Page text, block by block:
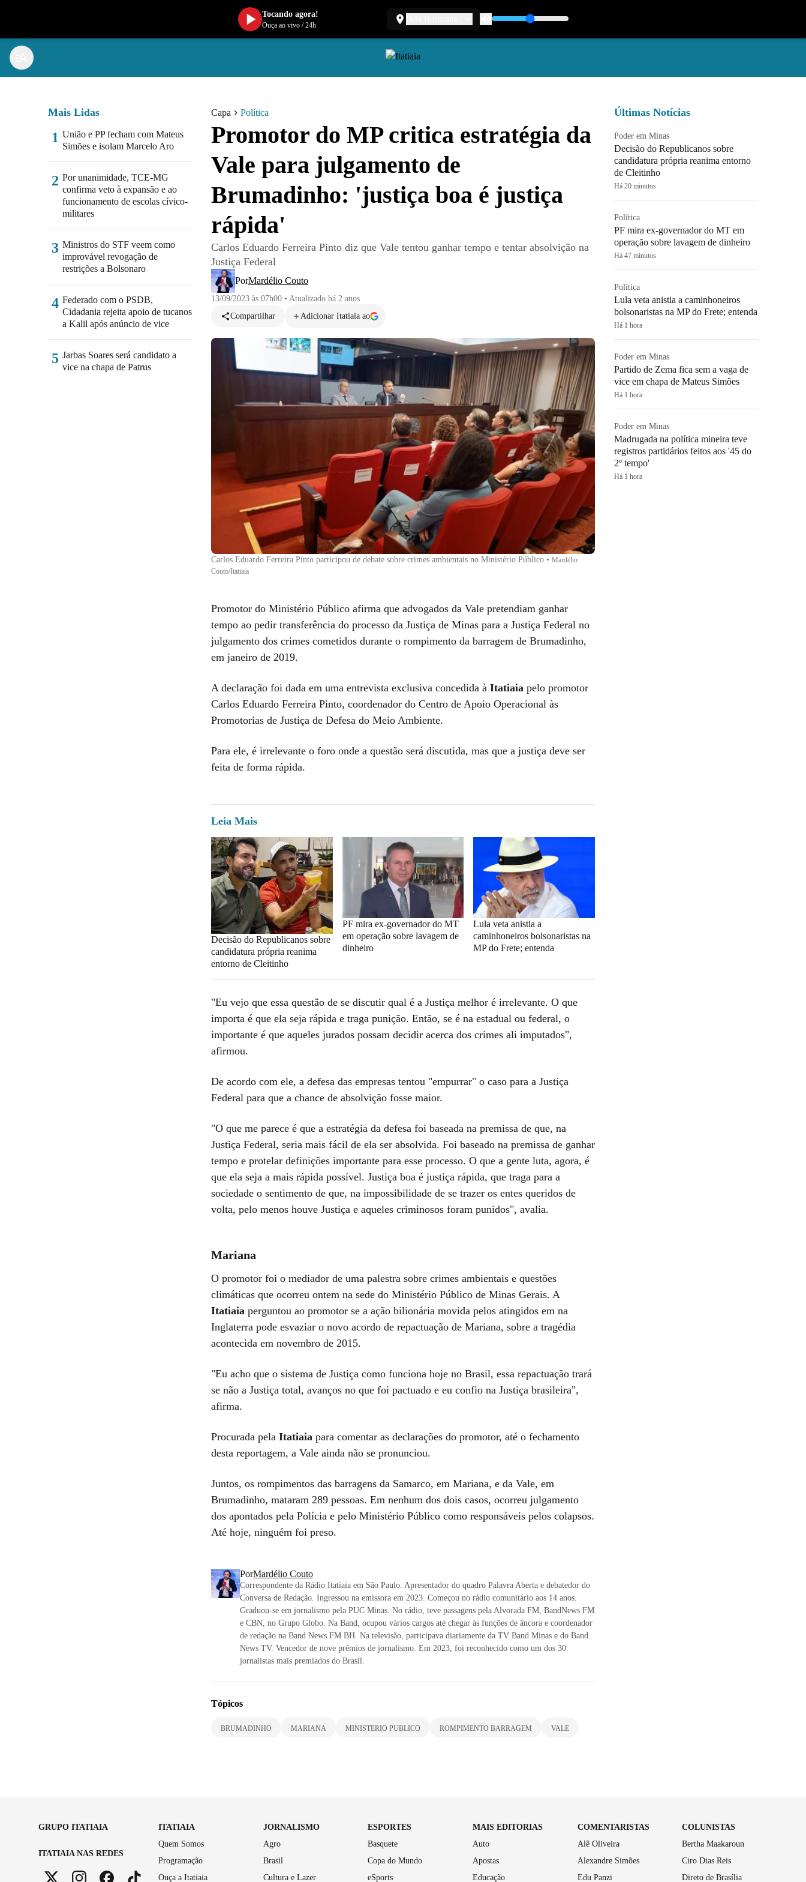
Capa Política
Promotor do MP critica estratégia da
Vale para julgamento de
Brumadinho: 'justiça boa é justiça
rápida'
Carlos Eduardo Ferreira Pinto diz que Vale tentou ganhar tempo e tentar absolvição na
Justiça Federal
PorMardélio Couto
13/09/2023 às 07h00 • Atualizado há 2 anos
Compartilhar
Adicionar Itatiaia ao
Carlos Eduardo Ferreira Pinto participou de debate sobre crimes ambientais no Ministério Público • Mardélio
Couto/Itatiaia
Promotor do Ministério Público afirma que advogados da Vale pretendiam ganhar
tempo ao pedir transferência do processo da Justiça de Minas para a Justiça Federal no
julgamento dos crimes cometidos durante o rompimento da barragem de Brumadinho,
em janeiro de 2019.
A declaração foi dada em uma entrevista exclusiva concedida à Itatiaia pelo promotor
Carlos Eduardo Ferreira Pinto, coordenador do Centro de Apoio Operacional às
Promotorias de Justiça de Defesa do Meio Ambiente.
Para ele, é irrelevante o foro onde a questão será discutida, mas que a justiça deve ser
feita de forma rápida.
Leia Mais
Decisão do Republicanos sobre
candidatura própria reanima
entorno de Cleitinho
PF mira ex-governador do MT
em operação sobre lavagem de
dinheiro
Lula veta anistia a
caminhoneiros bolsonaristas na
MP do Frete; entenda
"Eu vejo que essa questão de se discutir qual é a Justiça melhor é irrelevante. O que
importa é que ela seja rápida e traga punição. Então, se é na estadual ou federal, o
importante é que aqueles jurados possam decidir acerca dos crimes ali imputados",
afirmou.
De acordo com ele, a defesa das empresas tentou "empurrar" o caso para a Justiça
Federal para que a chance de absolvição fosse maior.
"O que me parece é que a estratégia da defesa foi baseada na premissa de que, na
Justiça Federal, seria mais fácil de ela ser absolvida. Foi baseado na premissa de ganhar
tempo e protelar definições importante para esse processo. O que a gente luta, agora, é
que ela seja a mais rápida possível. Justiça boa é justiça rápida, que traga para a
sociedade o sentimento de que, na impossibilidade de se trazer os entes queridos de
volta, pelo menos houve Justiça e aqueles criminosos foram punidos", avalia.
Mariana
O promotor foi o mediador de uma palestra sobre crimes ambientais e questões
climáticas que ocorreu ontem na sede do Ministério Público de Minas Gerais. A
Itatiaia perguntou ao promotor se a ação bilionária movida pelos atingidos em na
Inglaterra pode esvaziar o novo acordo de repactuação de Mariana, sobre a tragédia
acontecida em novembro de 2015.
"Eu acho que o sistema de Justiça como funciona hoje no Brasil, essa repactuação trará
se não a Justiça total, avanços no que foi pactuado e eu confio na Justiça brasileira",
afirma.
Procurada pela Itatiaia para comentar as declarações do promotor, até o fechamento
desta reportagem, a Vale ainda não se pronunciou.
Juntos, os rompimentos das barragens da Samarco, em Mariana, e da Vale, em
Brumadinho, mataram 289 pessoas. Em nenhum dos dois casos, ocorreu julgamento
dos apontados pela Polícia e pelo Ministério Público como responsáveis pelos colapsos.
Até hoje, ninguém foi preso.
PorMardélio Couto
Correspondente da Rádio Itatiaia em São Paulo. Apresentador do quadro Palavra Aberta e debatedor do
Conversa de Redação. Ingressou na emissora em 2023. Começou no rádio comunitário aos 14 anos.
Graduou-se em jornalismo pela PUC Minas. No rádio, teve passagens pela Alvorada FM, BandNews FM
e CBN, no Grupo Globo. Na Band, ocupou vários cargos até chegar às funções de âncora e coordenador
de redação na Band News FM BH. Na televisão, participava diariamente da TV Band Minas e do Band
News TV. Vencedor de nove prêmios de jornalismo. Em 2023, foi reconhecido como um dos 30
jornalistas mais premiados do Brasil.
Tópicos
BRUMADINHO MARIANA MINISTERIO PUBLICO ROMPIMENTO BARRAGEM VALE
Mais Lidas
1 União e PP fecham com Mateus
Simões e isolam Marcelo Aro
2 Por unanimidade, TCE-MG
confirma veto à expansão e ao
funcionamento de escolas cívico-
militares
3 Ministros do STF veem como
improvável revogação de
restrições a Bolsonaro
4 Federado com o PSDB,
Cidadania rejeita apoio de tucanos
a Kalil após anúncio de vice
5 Jarbas Soares será candidato a
vice na chapa de Patrus
Últimas Notícias
Poder em Minas
Decisão do Republicanos sobre
candidatura própria reanima entorno
de Cleitinho
Há 20 minutos
Política
PF mira ex-governador do MT em
operação sobre lavagem de dinheiro
Há 47 minutos
Política
Lula veta anistia a caminhoneiros
bolsonaristas na MP do Frete; entenda
Há 1 hora
Poder em Minas
Partido de Zema fica sem a vaga de
vice em chapa de Mateus Simões
Há 1 hora
Poder em Minas
Madrugada na política mineira teve
registros partidários feitos aos '45 do
2º tempo'
Há 1 hora
GRUPO ITATIAIA
ITATIAIA NAS REDES
ITATIAIA
Quem Somos
Programação
Ouça a Itatiaia
JORNALISMO
Agro
Brasil
Cultura e Lazer
ESPORTES
Basquete
Copa do Mundo
eSports
MAIS EDITORIAS
Auto
Apostas
Educação
COMENTARISTAS
Alê Oliveira
Alexandre Simões
Edu Panzi
COLUNISTAS
Bertha Maakaroun
Ciro Dias Reis
Direto de Brasília
Tocando agora!
Ouça ao vivo/24h